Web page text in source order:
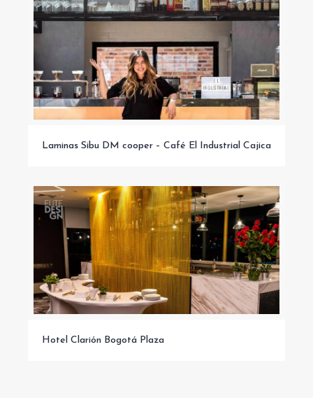
Laminas Sibu DM cooper – Café El Industrial Cajica
Laminas Sibu DM cooper – Café El Industrial Cajica
Hotel Clarión Bogotá Plaza
Hotel Clarión Bogotá Plaza